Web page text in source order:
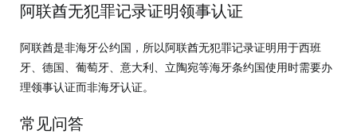
阿联酋无犯罪记录证明领事认证
阿联酋是非海牙公约国，所以阿联酋无犯罪记录证明用于西班
牙、德国、葡萄牙、意大利、立陶宛等海牙条约国使用时需要办
理领事认证而非海牙认证。
常见问答